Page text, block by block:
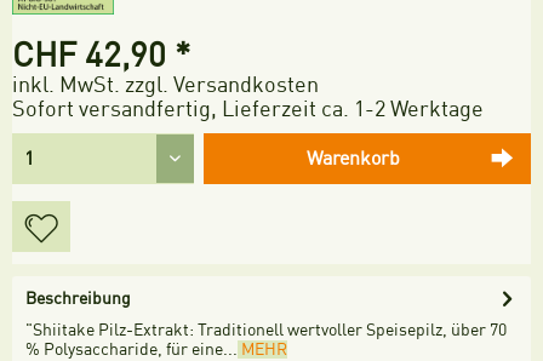
CHF 42,90 *
inkl. MwSt. zzgl. Versandkosten
Sofort versandfertig, Lieferzeit ca. 1-2 Werktage
Warenkorb
Beschreibung
"Shiitake Pilz-Extrakt: Traditionell wertvoller Speisepilz, über 70
% Polysaccharide, für eine... MEHR